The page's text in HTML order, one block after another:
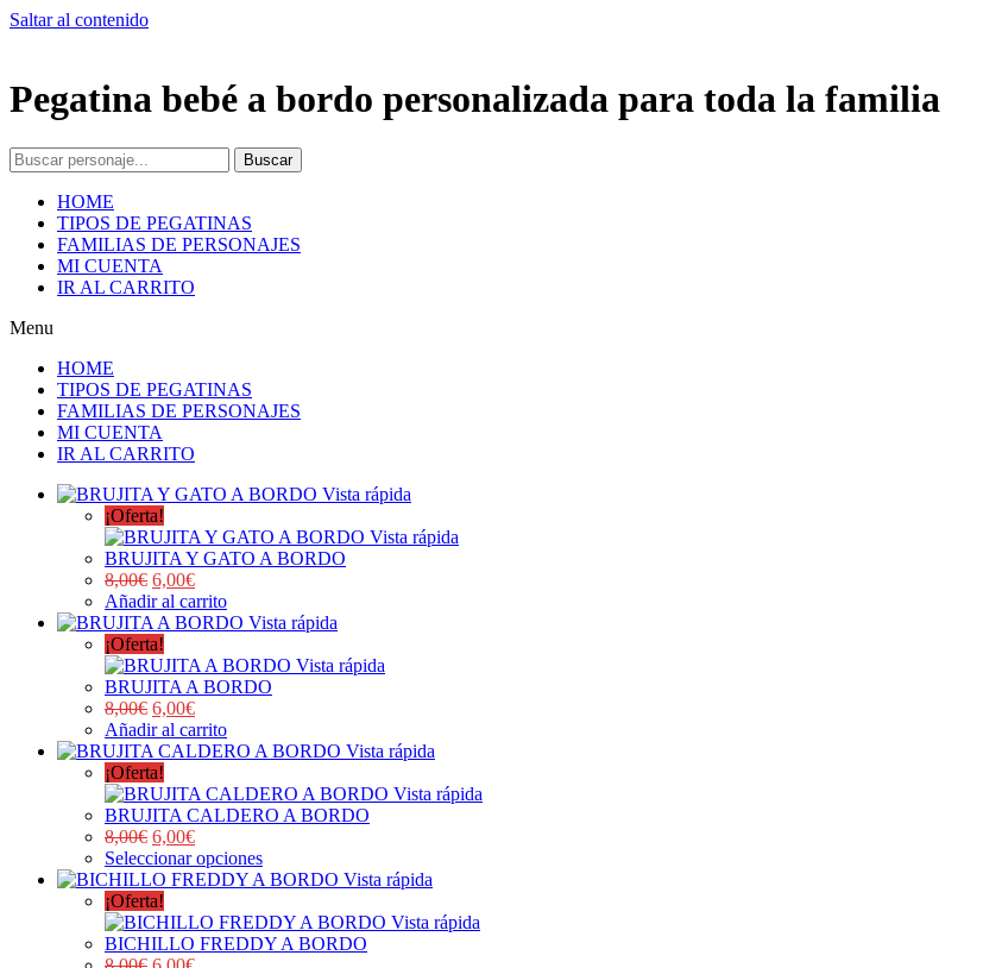
Saltar al contenido
Pegatina bebé a bordo personalizada para toda la familia
Buscar
HOME
TIPOS DE PEGATINAS
FAMILIAS DE PERSONAJES
MI CUENTA
IR AL CARRITO
Menu
HOME
TIPOS DE PEGATINAS
FAMILIAS DE PERSONAJES
MI CUENTA
IR AL CARRITO
Vista rápida
¡Oferta!
Vista rápida
BRUJITA Y GATO A BORDO
8,00€ 6,00€
Añadir al carrito
Vista rápida
¡Oferta!
Vista rápida
BRUJITA A BORDO
8,00€ 6,00€
Añadir al carrito
Vista rápida
¡Oferta!
Vista rápida
BRUJITA CALDERO A BORDO
8,00€ 6,00€
Seleccionar opciones
Vista rápida
¡Oferta!
Vista rápida
BICHILLO FREDDY A BORDO